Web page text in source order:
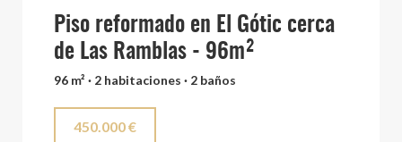
Piso reformado en El Gótic cerca
de Las Ramblas - 96m²
96 m² · 2 habitaciones · 2 baños
450.000 €